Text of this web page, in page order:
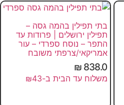
בתי תפילין בהמה גסה –
תפילין ירושלים | פרודות עד
התפר – נוסח ספרדי – עור
אמריקאי/צרפתי משובח
838.0
₪
משלוח עד הבית ב-₪43